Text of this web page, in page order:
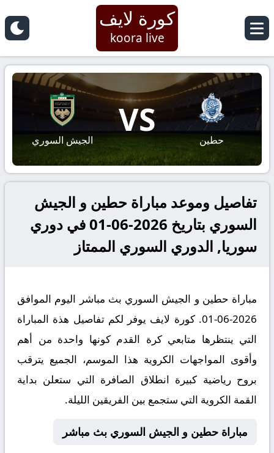
كورة لايف
koora live
حطين
VS
الجيش السوري
تفاصيل وموعد مباراة حطين و الجيش
السوري بتاريخ 2026-06-01 في دوري
سوريا, الدوري السوري الممتاز
مباراة حطين و الجيش السوري بث مباشر اليوم الموافق
2026-06-01. كورة لايف يوفر لكم تفاصيل هذة المباراة
التي ينتظرها متابعي كرة القدم كونها واحدة من أهم
وأقوى المواجهات الكروية هذا الموسم، الجميع يترقب
بروح رياضية كبيرة انطلاق الصافرة التي ستعلن بداية
القمة الكروية التي ستجمع بين الفريقين الليلة.
مباراة حطين و الجيش السوري بث مباشر